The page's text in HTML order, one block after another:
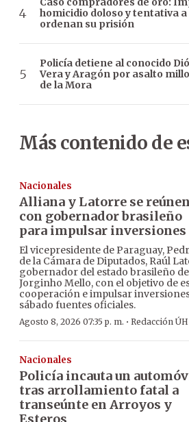
homicidio doloso y tentativa
ordenan su prisión
Policía detiene al conocido
Vera y Aragón por asalto
de la Mora
Más contenido de
Nacionales
Alliana y Latorre se reúnen
con gobernador brasileño
para impulsar inversiones
El vicepresidente de Paraguay,
de la Cámara de Diputados, Raúl
gobernador del estado brasileño
Jorginho Mello, con el objetivo de
cooperación e impulsar
sábado fuentes oficiales.
Agosto 8, 2026 07:35 p. m. · Redacción ÚH
Nacionales
Policía incauta un
tras arrollamiento fatal a
transeúnte en Arroyos y